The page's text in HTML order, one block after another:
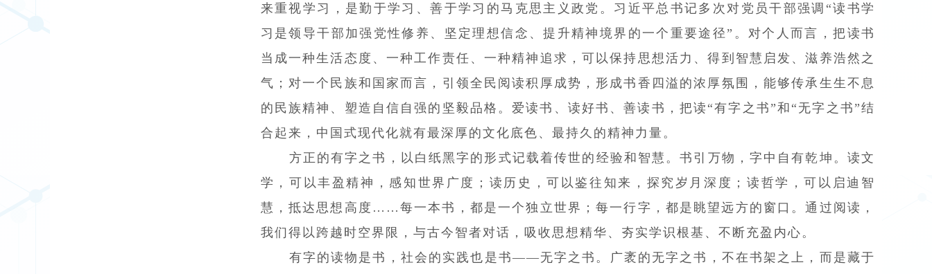
来重视学习，是勤于学习、善于学习的马克思主义政党。习近平总书记多次对党员干部强调“读书学
习是领导干部加强党性修养、坚定理想信念、提升精神境界的一个重要途径”。对个人而言，把读书
当成一种生活态度、一种工作责任、一种精神追求，可以保持思想活力、得到智慧启发、滋养浩然之
气；对一个民族和国家而言，引领全民阅读积厚成势，形成书香四溢的浓厚氛围，能够传承生生不息
的民族精神、塑造自信自强的坚毅品格。爱读书、读好书、善读书，把读“有字之书”和“无字之书”结
合起来，中国式现代化就有最深厚的文化底色、最持久的精神力量。
方正的有字之书，以白纸黑字的形式记载着传世的经验和智慧。书引万物，字中自有乾坤。读文
学，可以丰盈精神，感知世界广度；读历史，可以鉴往知来，探究岁月深度；读哲学，可以启迪智
慧，抵达思想高度……每一本书，都是一个独立世界；每一行字，都是眺望远方的窗口。通过阅读，
我们得以跨越时空界限，与古今智者对话，吸收思想精华、夯实学识根基、不断充盈内心。
有字的读物是书，社会的实践也是书——无字之书。广袤的无字之书，不在书架之上，而是藏于